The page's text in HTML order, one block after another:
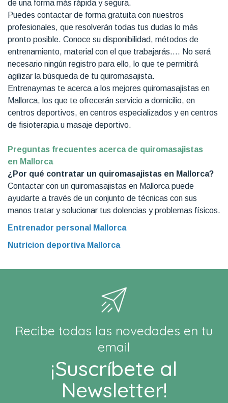
de una forma más rápida y segura.
Puedes contactar de forma gratuita con nuestros
profesionales, que resolverán todas tus dudas lo más
pronto posible. Conoce su disponibilidad, métodos de
entrenamiento, material con el que trabajarás…. No será
necesario ningún registro para ello, lo que te permitirá
agilizar la búsqueda de tu quiromasajista.
Entrenaymas te acerca a los mejores quiromasajistas en
Mallorca, los que te ofrecerán servicio a domicilio, en
centros deportivos, en centros especializados y en centros
de fisioterapia u masaje deportivo.
Preguntas frecuentes acerca de quiromasajistas
en Mallorca
¿Por qué contratar un quiromasajistas en Mallorca?
Contactar con un quiromasajistas en Mallorca puede
ayudarte a través de un conjunto de técnicas con sus
manos tratar y solucionar tus dolencias y problemas físicos.
Entrenador personal Mallorca
Nutricion deportiva Mallorca
Recibe todas las novedades en tu
email
¡Suscríbete al
Newsletter!